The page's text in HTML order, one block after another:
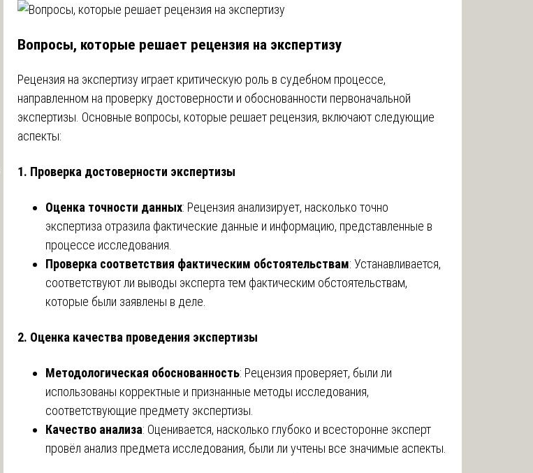
Вопросы, которые решает рецензия на экспертизу
Рецензия на экспертизу играет критическую роль в судебном процессе,
направленном на проверку достоверности и обоснованности первоначальной
экспертизы. Основные вопросы, которые решает рецензия, включают следующие
аспекты:
1. Проверка достоверности экспертизы
Оценка точности данных: Рецензия анализирует, насколько точно
экспертиза отразила фактические данные и информацию, представленные в
процессе исследования.
Проверка соответствия фактическим обстоятельствам: Устанавливается,
соответствуют ли выводы эксперта тем фактическим обстоятельствам,
которые были заявлены в деле.
2. Оценка качества проведения экспертизы
Методологическая обоснованность: Рецензия проверяет, были ли
использованы корректные и признанные методы исследования,
соответствующие предмету экспертизы.
Качество анализа: Оценивается, насколько глубоко и всесторонне эксперт
провёл анализ предмета исследования, были ли учтены все значимые аспекты.